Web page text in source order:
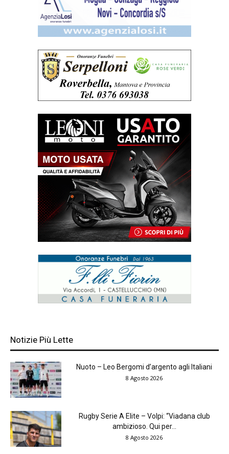
Notizie Più Lette
Nuoto – Leo Bergomi d’argento agli Italiani
8 Agosto 2026
Rugby Serie A Elite – Volpi: “Viadana club
ambizioso. Qui per...
8 Agosto 2026